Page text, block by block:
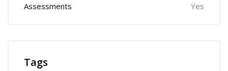
Assessments Yes
Tags